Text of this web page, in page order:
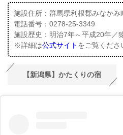
施設住所：群馬県利根郡みなかみ
電話番号：0278-25-3349
施設歴史：明治7年～平成20年／
※詳細は公式サイト をご覧くだ
【新潟県】かたくりの宿